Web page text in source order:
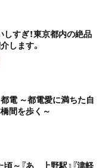
すぎ！東京都内の絶品
します。
電 ～都電愛に満ちた自
間を歩く～
～『あゝ上野駅』『津軽